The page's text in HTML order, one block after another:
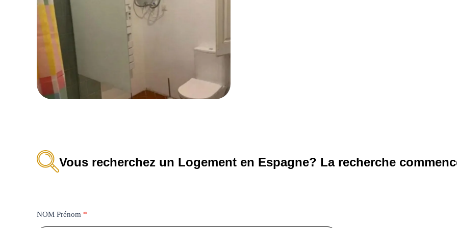
Vous recherchez un Logement en Espagne? La recherche
Formulaire
NOM Prénom *